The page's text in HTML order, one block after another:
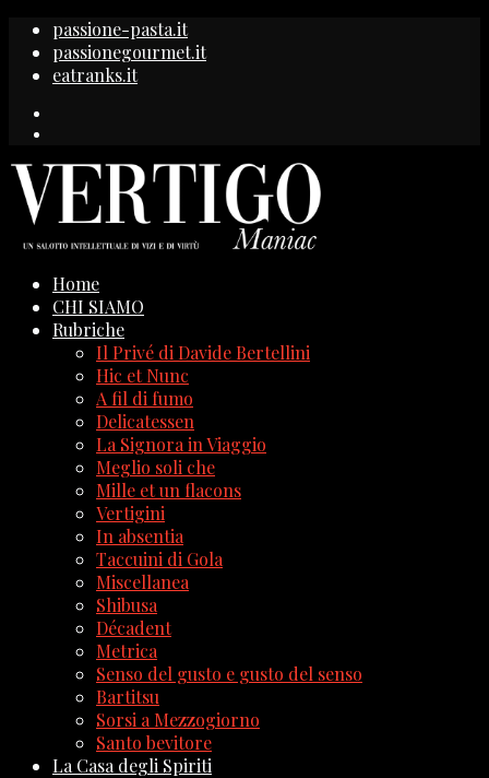
passione-pasta.it
passionegourmet.it
eatranks.it
Home
CHI SIAMO
Rubriche
Il Privé di Davide Bertellini
Hic et Nunc
A fil di fumo
Delicatessen
La Signora in Viaggio
Meglio soli che
Mille et un flacons
Vertigini
In absentia
Taccuini di Gola
Miscellanea
Shibusa
Décadent
Metrica
Senso del gusto e gusto del senso
Bartitsu
Sorsi a Mezzogiorno
Santo bevitore
La Casa degli Spiriti